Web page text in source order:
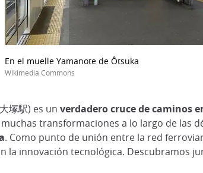
En el muelle Yamanote de Ôtsuka
Wikimedia Commons
塚駅) es un verdadero cruce de caminos
transformaciones a lo largo de las
. Como punto de unión entre la red
la innovación tecnológica. Descubramos